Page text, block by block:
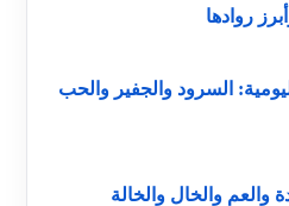
روادها
السرود والجفير والحب
والعم والخال والخالة